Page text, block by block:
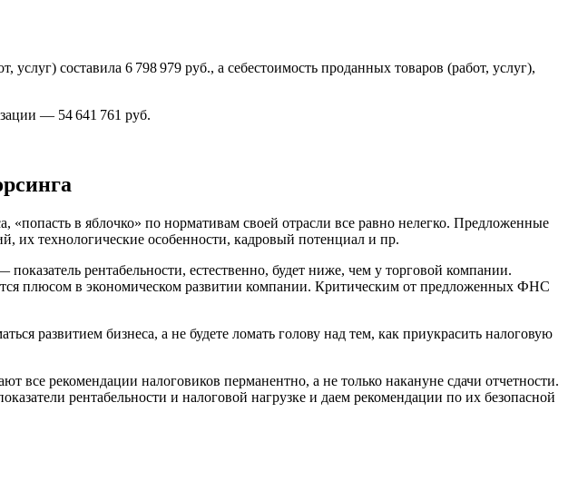
составила 6 798 979 руб., а себестоимость проданных товаров (работ, услуг),
— 54 641 761 руб.
в яблочко» по нормативам своей отрасли все равно нелегко. Предложенные
их технологические особенности, кадровый потенциал и пр.
рентабельности, естественно, будет ниже, чем у торговой компании.
плюсом в экономическом развитии компании. Критическим от предложенных ФНС
развитием бизнеса, а не будете ломать голову над тем, как приукрасить налоговую
рекомендации налоговиков перманентно, а не только накануне сдачи отчетности.
рентабельности и налоговой нагрузке и даем рекомендации по их безопасной